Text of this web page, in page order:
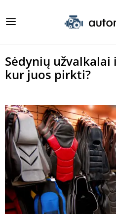
Sėdynių
kur juos pirkti?